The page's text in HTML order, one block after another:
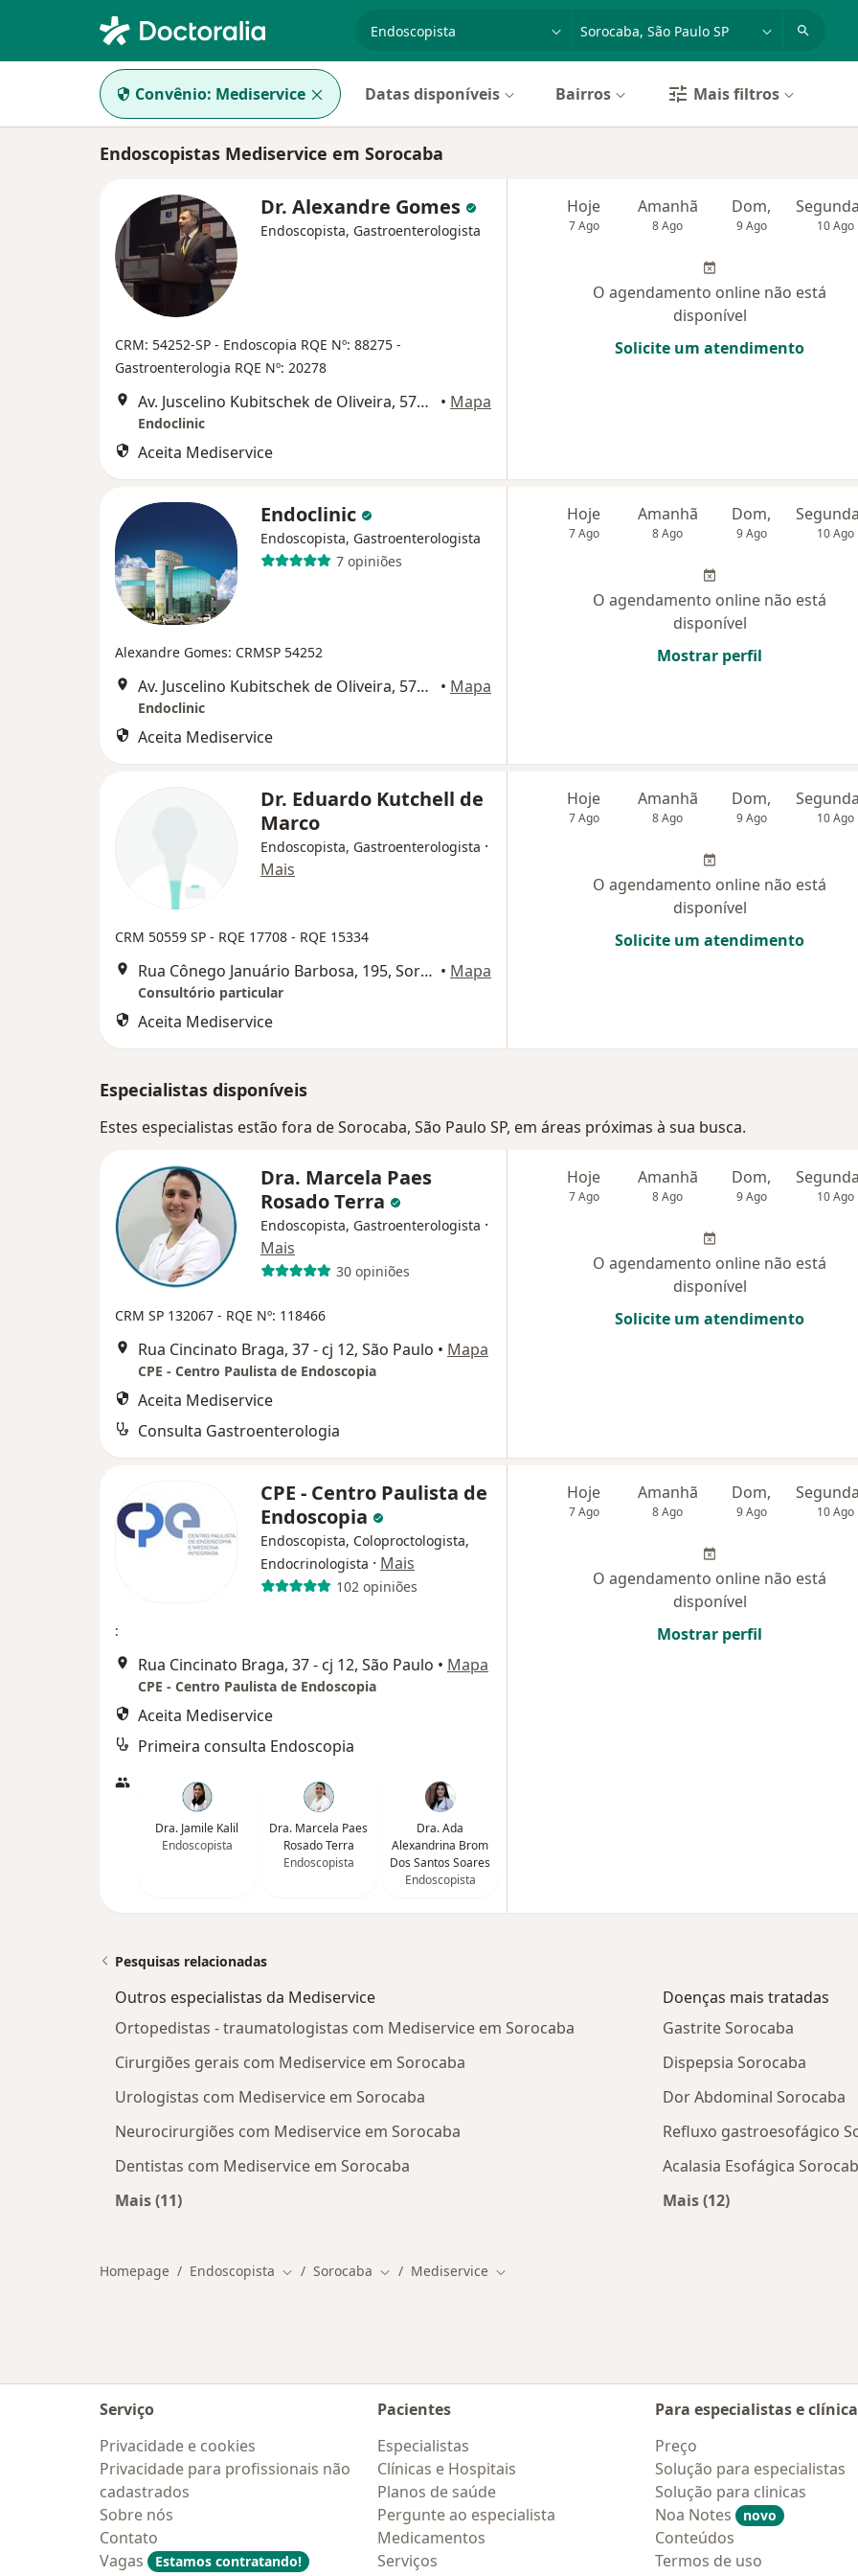
Convênio: Mediservice Datas disponíveis Bairros Mais filtros
Endoscopistas Mediservice em Sorocaba
Dr. Alexandre Gomes
Endoscopista, Gastroenterologista
CRM: 54252-SP - Endoscopia RQE Nº: 88275 -
Gastroenterologia RQE Nº: 20278
Av. Juscelino Kubitschek de Oliveira, 570, Sorocaba • Mapa
Endoclinic
Aceita Mediservice
Hoje
7 Ago
Amanhã
8 Ago
Dom,
9 Ago 10 Ago
O agendamento online não está
disponível
Solicite um atendimento
Endoclinic
Endoscopista, Gastroenterologista
7 opiniões
Alexandre Gomes: CRMSP 54252
Av. Juscelino Kubitschek de Oliveira, 570, Sorocaba • Mapa
Endoclinic
Aceita Mediservice
Hoje
7 Ago
Amanhã
8 Ago
Dom,
9 Ago 10 Ago
O agendamento online não está
disponível
Mostrar perfil
Dr. Eduardo Kutchell de
Marco
Endoscopista, Gastroenterologista ·
Mais
CRM 50559 SP - RQE 17708 - RQE 15334
Rua Cônego Januário Barbosa, 195, Sorocaba • Mapa
Consultório particular
Aceita Mediservice
Hoje
7 Ago
Amanhã
8 Ago
Dom,
9 Ago 10 Ago
O agendamento online não está
disponível
Solicite um atendimento
Especialistas disponíveis
Estes especialistas estão fora de Sorocaba, São Paulo SP, em áreas próximas à sua busca.
Dra. Marcela Paes
Rosado Terra
Endoscopista, Gastroenterologista ·
Mais
30 opiniões
CRM SP 132067 - RQE Nº: 118466
Rua Cincinato Braga, 37 - cj 12, São Paulo • Mapa
CPE - Centro Paulista de Endoscopia
Aceita Mediservice
Consulta Gastroenterologia
Hoje
7 Ago
Amanhã
8 Ago
Dom,
9 Ago 10 Ago
O agendamento online não está
disponível
Solicite um atendimento
CPE - Centro Paulista de
Endoscopia
Endoscopista, Coloproctologista,
Endocrinologista · Mais
102 opiniões
:
Rua Cincinato Braga, 37 - cj 12, São Paulo • Mapa
CPE - Centro Paulista de Endoscopia
Aceita Mediservice
Primeira consulta Endoscopia
Dra. Jamile Kalil
Endoscopista
Dra. Marcela Paes
Rosado Terra
Endoscopista
Dra. Ada
Alexandrina Brom
Dos Santos Soares
Endoscopista
Hoje
7 Ago
Amanhã
8 Ago
Dom,
9 Ago 10 Ago
O agendamento online não está
disponível
Mostrar perfil
Pesquisas relacionadas
Outros especialistas da Mediservice
Ortopedistas - traumatologistas com Mediservice em Sorocaba
Cirurgiões gerais com Mediservice em Sorocaba
Urologistas com Mediservice em Sorocaba
Neurocirurgiões com Mediservice em Sorocaba
Dentistas com Mediservice em Sorocaba
Mais (11)
Doenças mais tratadas
Gastrite Sorocaba
Dispepsia Sorocaba
Dor Abdominal Sorocaba
Refluxo gastroesofágico
Acalasia Esofágica
Mais (12)
Homepage Endoscopista Mudar de cidade
Sorocaba Mudar de cidade
Mediservice Mudar de cidade
Serviço
Privacidade e cookies
Privacidade para profissionais não
cadastrados
Sobre nós
Contato
Vagas
Estamos contratando!
Pacientes
Especialistas
Clínicas e Hospitais
Planos de saúde
Pergunte ao especialista
Medicamentos
Serviços
Para especialistas e
Preço
Solução para especialistas
Solução para clinicas
Noa Notes
novo
Conteúdos
Termos de uso